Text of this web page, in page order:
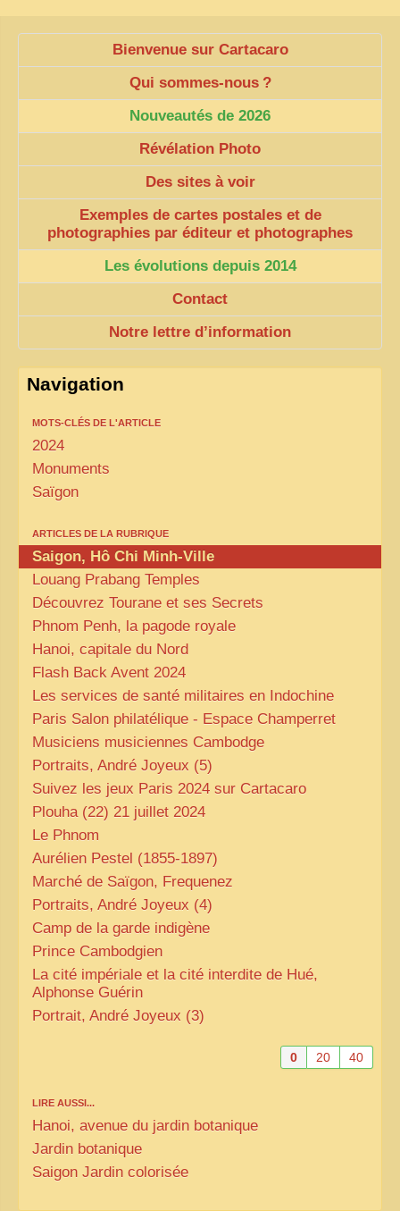
Bienvenue sur Cartacaro
Qui sommes-nous ?
Nouveautés de 2026
Révélation Photo
Des sites à voir
Exemples de cartes postales et de
photographies par éditeur et photographes
Les évolutions depuis 2014
Contact
Notre lettre d’information
Navigation
MOTS-CLÉS DE L'ARTICLE
2024
Monuments
Saïgon
ARTICLES DE LA RUBRIQUE
Saigon, Hô Chi Minh-Ville
Louang Prabang Temples
Découvrez Tourane et ses Secrets
Phnom Penh, la pagode royale
Hanoi, capitale du Nord
Flash Back Avent 2024
Les services de santé militaires en Indochine
Paris Salon philatélique - Espace Champerret
Musiciens musiciennes Cambodge
Portraits, André Joyeux (5)
Suivez les jeux Paris 2024 sur Cartacaro
Plouha (22) 21 juillet 2024
Le Phnom
Aurélien Pestel (1855-1897)
Marché de Saïgon, Frequenez
Portraits, André Joyeux (4)
Camp de la garde indigène
Prince Cambodgien
La cité impériale et la cité interdite de Hué,
Alphonse Guérin
Portrait, André Joyeux (3)
0 20 40
LIRE AUSSI...
Hanoi, avenue du jardin botanique
Jardin botanique
Saigon Jardin colorisée